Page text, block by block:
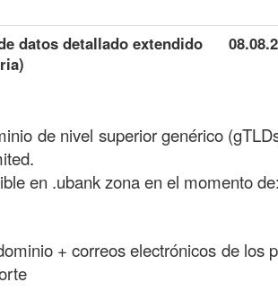
datos detallado extendido
de nivel superior genérico
en .ubank zona en el momento
+ correos electrónicos de los